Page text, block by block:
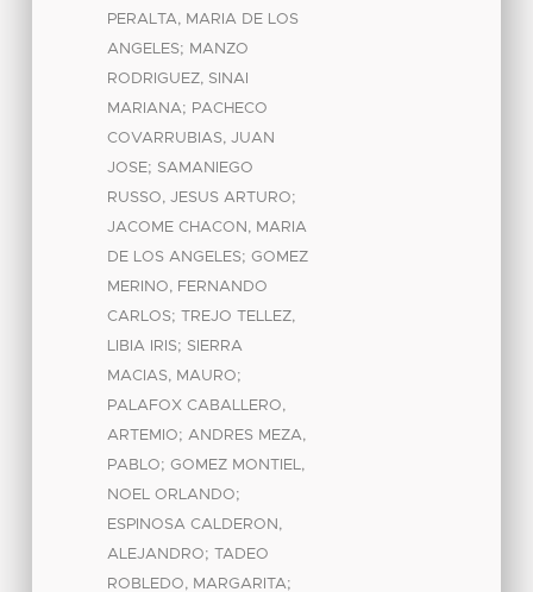
PERALTA, MARIA DE LOS
ANGELES; MANZO
RODRIGUEZ, SINAI
MARIANA; PACHECO
COVARRUBIAS, JUAN
JOSE; SAMANIEGO
RUSSO, JESUS ARTURO;
JACOME CHACON, MARIA
DE LOS ANGELES;GOMEZ
MERINO, FERNANDO
CARLOS;TREJO TELLEZ,
LIBIA IRIS; SIERRA
MACIAS, MAURO;
PALAFOX CABALLERO,
ARTEMIO; ANDRES MEZA,
PABLO;GOMEZ MONTIEL,
NOEL ORLANDO;
ESPINOSA CALDERON,
ALEJANDRO;TADEO
ROBLEDO, MARGARITA;